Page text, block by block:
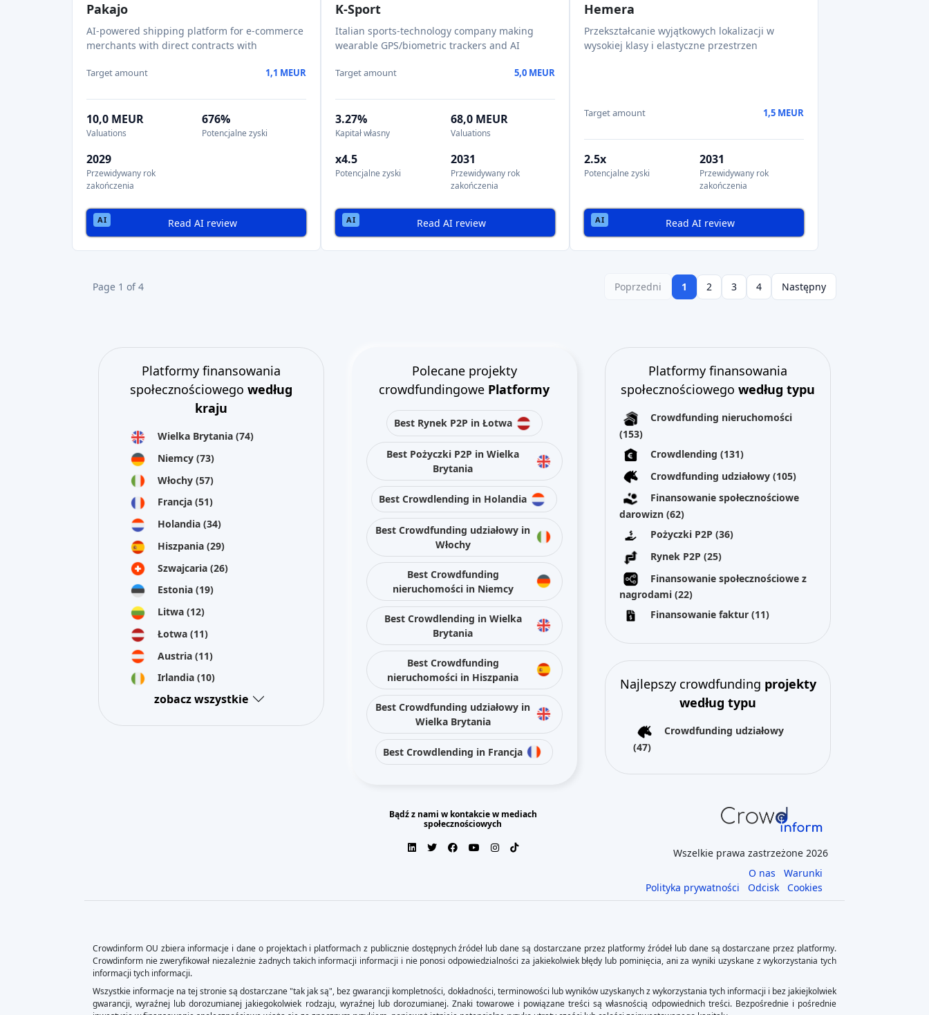
Pakajo
AI-powered shipping platform for e-commerce
merchants with direct contracts with
Target amount 1,1 MEUR
10,0 MEUR
Valuations
676%
Potencjalne zyski
2029
Przewidywany rok
zakończenia
Read AI review
K-Sport
Italian sports-technology company making
wearable GPS/biometric trackers and AI
Target amount 5,0 MEUR
3.27%
Kapitał własny
68,0 MEUR
Valuations
x4.5
Potencjalne zyski
2031
Przewidywany rok
zakończenia
Read AI review
Hemera
Przekształcanie wyjątkowych lokalizacji w
wysokiej klasy i elastyczne przestrzen
Target amount 1,5 MEUR
2.5x
Potencjalne zyski
2031
Przewidywany rok
zakończenia
Read AI review
Page 1 of 4 Poprzedni 1 2 3 4 Następny
Platformy finansowania
społecznościowego według
kraju
Wielka Brytania (74)
Niemcy (73)
Włochy (57)
Francja (51)
Holandia (34)
Hiszpania (29)
Szwajcaria (26)
Estonia (19)
Litwa (12)
Łotwa (11)
Austria (11)
Irlandia (10)
zobacz wszystkie
Polecane projekty
crowdfundingowe Platformy
Best Rynek P2P in Łotwa
Best Pożyczki P2P in Wielka
Brytania
Best Crowdlending in Holandia
Best Crowdfunding udziałowy in
Włochy
Best Crowdfunding
nieruchomości in Niemcy
Best Crowdlending in Wielka
Brytania
Best Crowdfunding
nieruchomości in Hiszpania
Best Crowdfunding udziałowy in
Wielka Brytania
Best Crowdlending in Francja
Platformy finansowania
społecznościowegowedług typu
Crowdfunding nieruchomości
(153)
Crowdlending(131)
Crowdfunding udziałowy(105)
Finansowanie społecznościowe
darowizn(62)
Pożyczki P2P(36)
Rynek P2P(25)
Finansowanie społecznościowe z
nagrodami(22)
Finansowanie faktur(11)
Najlepszy crowdfunding projekty
według typu
Crowdfunding udziałowy
(47)
Bądź z nami w kontakcie w mediach
społecznościowych
Wszelkie prawa zastrzeżone 2026
O nas
Warunki
Polityka prywatności
Odcisk Cookies
Crowdinform OU zbiera informacje i dane o projektach i platformach z publicznie dostępnych źródeł lub dane są dostarczane przez platformy źródeł lub dane są dostarczane przez platformy.
Crowdinform nie zweryfikował niezależnie żadnych takich informacji informacji i nie ponosi odpowiedzialności za jakiekolwiek błędy lub pominięcia, ani za wyniki uzyskane z wykorzystania tych
informacji tych informacji.
Wszystkie informacje na tej stronie są dostarczane "tak jak są", bez gwarancji kompletności, dokładności, terminowości lub wyników uzyskanych z wykorzystania tych informacji i bez jakiejkolwiek
gwarancji, wyraźnej lub dorozumianej jakiegokolwiek rodzaju, wyraźnej lub dorozumianej. Znaki towarowe i powiązane treści są własnością odpowiednich treści. Bezpośrednie i pośrednie